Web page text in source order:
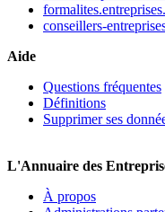
conseillers-
Aide
Questions fréquentes
Définitions
Supprimer ses
L'Annuaire des
À propos